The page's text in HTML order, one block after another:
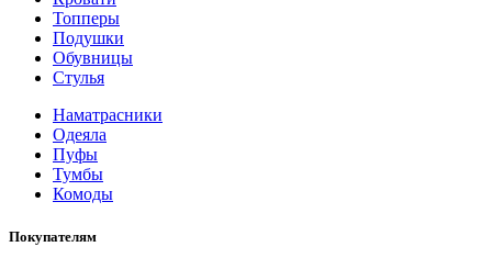
Топперы
Подушки
Обувницы
Стулья
Наматрасники
Одеяла
Пуфы
Тумбы
Комоды
Покупателям